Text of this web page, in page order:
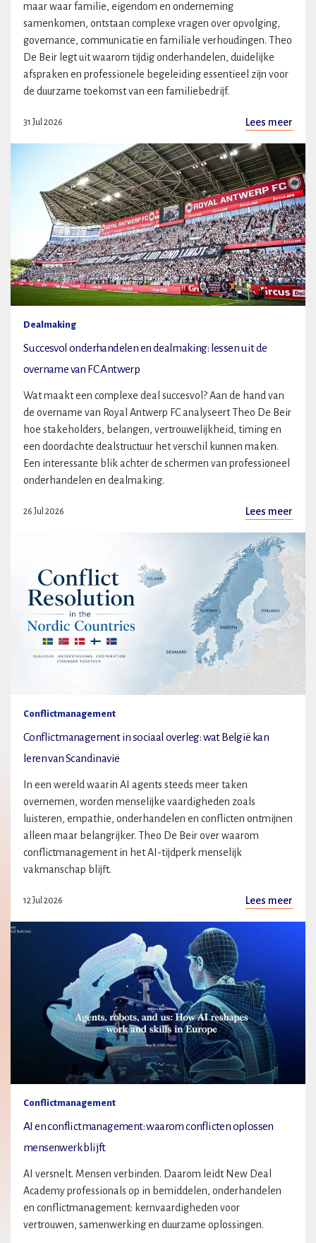
maar waar familie, eigendom en onderneming
samenkomen, ontstaan complexe vragen over opvolging,
governance, communicatie en familiale verhoudingen. Theo
De Beir legt uit waarom tijdig onderhandelen, duidelijke
afspraken en professionele begeleiding essentieel zijn voor
de duurzame toekomst van een familiebedrijf.
31 Jul 2026 Lees meer
Dealmaking
Succesvol onderhandelen en dealmaking: lessen uit de
overname van FC Antwerp
Wat maakt een complexe deal succesvol? Aan de hand van
de overname van Royal Antwerp FC analyseert Theo De Beir
hoe stakeholders, belangen, vertrouwelijkheid, timing en
een doordachte dealstructuur het verschil kunnen maken.
Een interessante blik achter de schermen van professioneel
onderhandelen en dealmaking.
26 Jul 2026 Lees meer
Conflictmanagement
Conflictmanagement in sociaal overleg: wat België kan
leren van Scandinavië
In een wereld waarin AI agents steeds meer taken
overnemen, worden menselijke vaardigheden zoals
luisteren, empathie, onderhandelen en conflicten ontmijnen
alleen maar belangrijker. Theo De Beir over waarom
conflictmanagement in het AI-tijdperk menselijk
vakmanschap blijft.
12 Jul 2026 Lees meer
Conflictmanagement
AI en conflictmanagement: waarom conflicten oplossen
mensenwerk blijft
AI versnelt. Mensen verbinden. Daarom leidt New Deal
Academy professionals op in bemiddelen, onderhandelen
en conflictmanagement: kernvaardigheden voor
vertrouwen, samenwerking en duurzame oplossingen.